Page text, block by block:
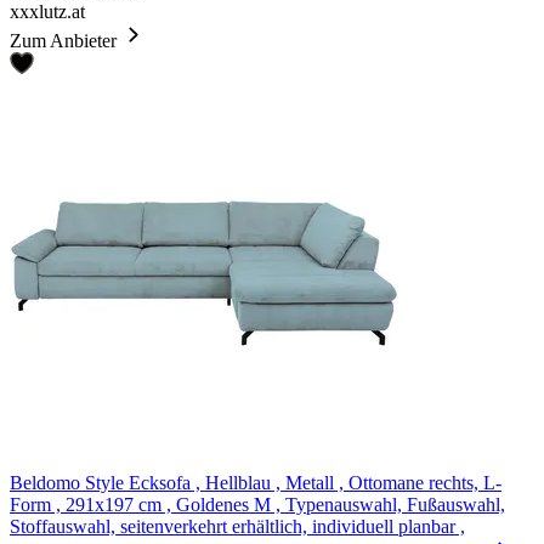
xxxlutz.at
Zum Anbieter
Beldomo Style Ecksofa , Hellblau , Metall , Ottomane rechts, L-
Form , 291x197 cm , Goldenes M , Typenauswahl, Fußauswahl,
Stoffauswahl, seitenverkehrt erhältlich, individuell planbar ,